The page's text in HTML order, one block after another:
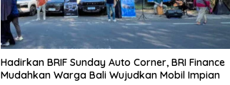
Hadirkan BRIF Sunday Auto Corner, BRI Finance
Mudahkan Warga Bali Wujudkan Mobil Impian